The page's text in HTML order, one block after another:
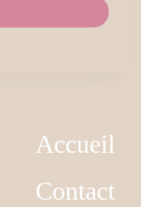
Accueil
Contact